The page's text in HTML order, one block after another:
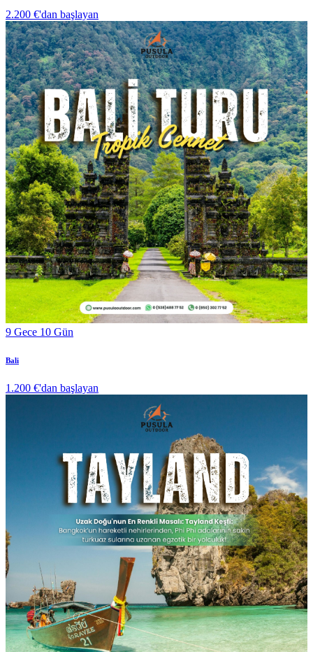
2.200 €'dan başlayan
9 Gece 10 Gün
Bali
1.200 €'dan başlayan